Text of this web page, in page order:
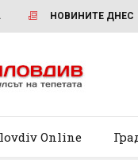
НОВИНИТЕ ДНЕС
Online